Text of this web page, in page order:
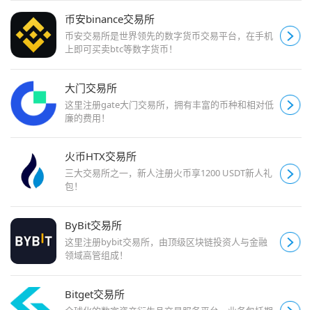
币安binance交易所
币安交易所是世界领先的数字货币交易平台，在手机
上即可买卖btc等数字货币！
大门交易所
这里注册gate大门交易所，拥有丰富的币种和相对低
廉的费用！
火币HTX交易所
三大交易所之一，新人注册火币享1200 USDT新人礼
包！
ByBit交易所
这里注册bybit交易所，由顶级区块链投资人与金融
领域高管组成！
Bitget交易所